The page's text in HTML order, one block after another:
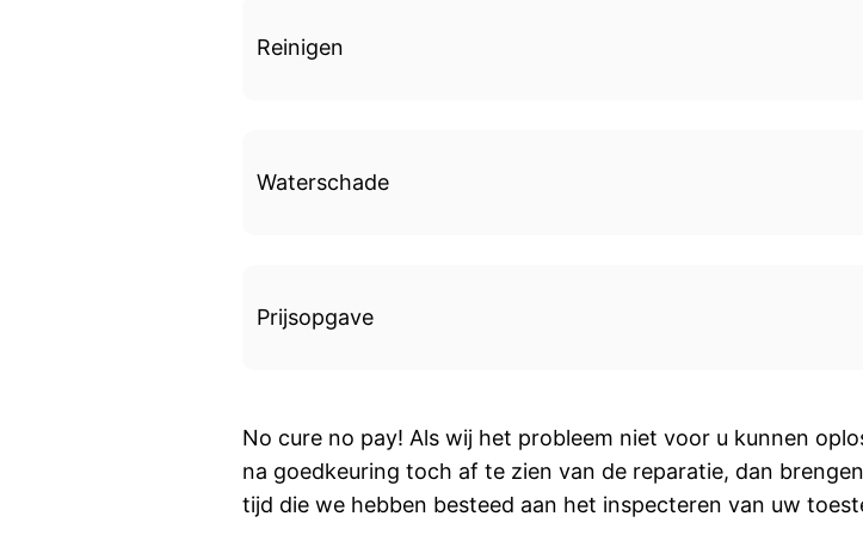
Reinigen
Waterschade
Prijsopgave
No cure no pay! Als wij het probleem niet voor u kunnen
na goedkeuring toch af te zien van de reparatie, dan
tijd die we hebben besteed aan het inspecteren van uw